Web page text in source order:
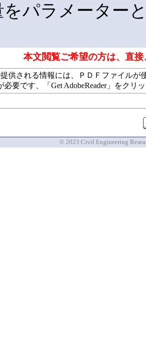
パラメーター
本文閲覧ご希望の方は、直
供される情報には、ＰＤＦファイル
必要です、「Get AdobeReader」をク
© 2023 Civil Engineering